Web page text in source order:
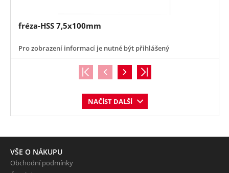
fréza-HSS 7,5x100mm
Pro zobrazení informací je nutné být přihlášený
NAČÍST DALŠÍ
VŠE O NÁKUPU
Obchodní podmínky